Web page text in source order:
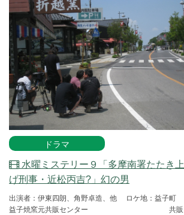
ドラマ
水曜ミステリー９「多摩南署たたき上
げ刑事・近松丙吉?」幻の男
出演者：伊東四朗、角野卓造、他 ロケ地：益子町
益子焼窯元共販センター 共販